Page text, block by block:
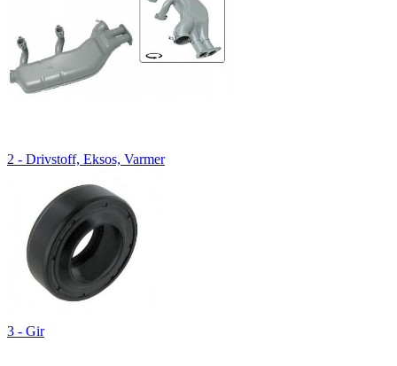
2 - Drivstoff, Eksos, Varmer
3 - Gir